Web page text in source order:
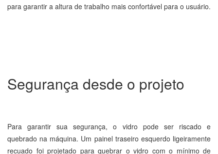
para garantir a altura de trabalho mais confortável para o usuário.
Segurança desde o projeto
Para garantir sua segurança, o vidro pode ser riscado e
quebrado na máquina. Um painel traseiro esquerdo ligeiramente
recuado foi projetado para quebrar o vidro com o mínimo de